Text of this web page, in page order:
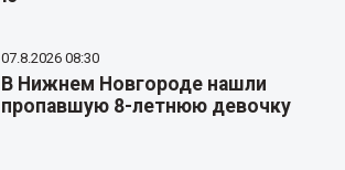
07.8.2026 08:30
В Нижнем Новгороде нашли
пропавшую 8-летнюю девочку